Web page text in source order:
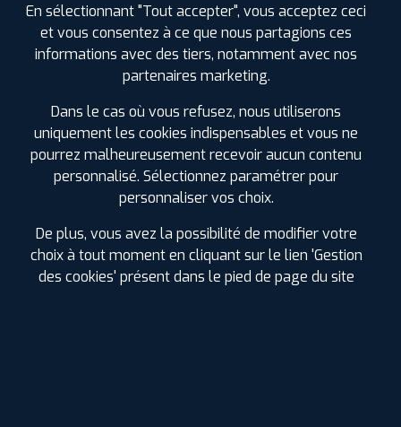
ⓘ B A B 71
PNEU
TRACMAX
X-PRIVILO RS01+
275/45 R 20 110Y
Été
En sélectionnant "Tout accepter", vous acceptez ceci
et vous consentez à ce que nous partagions ces
informations avec des tiers, notamment avec nos
partenaires marketing.
Dans le cas où vous refusez, nous utiliserons
uniquement les cookies indispensables et vous ne
pourrez malheureusement recevoir aucun contenu
personnalisé. Sélectionnez paramétrer pour
personnaliser vos choix.
De plus, vous avez la possibilité de modifier votre
choix à tout moment en cliquant sur le lien 'Gestion
des cookies' présent dans le pied de page du site